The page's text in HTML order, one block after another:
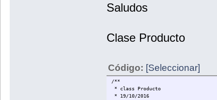
Saludos
Clase Producto
Código: [Seleccionar]
/**
* class Producto
* 19/10/2016